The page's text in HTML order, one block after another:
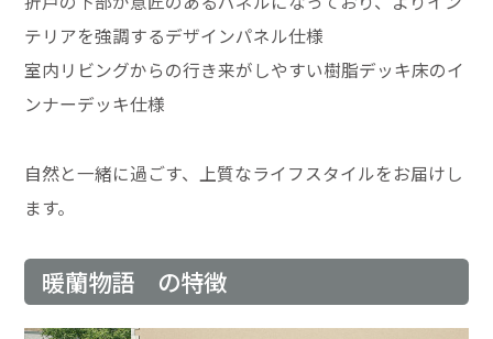
テリアを強調するデザインパネル仕様
室内リビングからの行き来がしやすい樹脂デッキ床のイ
ンナーデッキ仕様
自然と一緒に過ごす、上質なライフスタイルをお届けし
ます。
暖蘭物語 の特徴